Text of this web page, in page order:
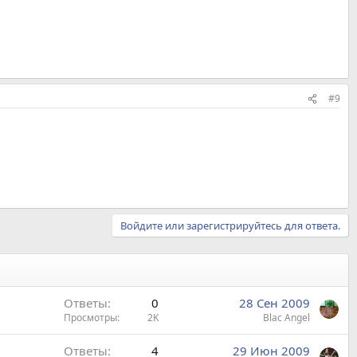
#9
Войдите или зарегистрируйтесь для ответа.
Ответы 0
Просмотры 2K
28 Сен 2009
Blac Angel
Ответы 4 29 Июн 2009